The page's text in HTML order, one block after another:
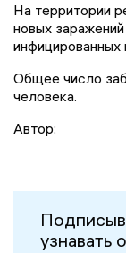
На территории
новых
Общее число
человека.
Автор:
узнавать